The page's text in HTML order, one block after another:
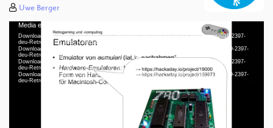
Uwe Berger
Video
Player
Media error: Format(s) not supported or source(s) not found
Download File: https://cdn.media.ccc.de/events/froscon/2019/h264-hd/froscon2019-2397-
deu-Retrogaming_und_-computing_hd.mp4
Download File: https://cdn.media.ccc.de/events/froscon/2019/webm-hd/froscon2019-2397-
deu-Retrogaming_und_-computing_webm-hd.webm
Download File: https://cdn.media.ccc.de/events/froscon/2019/h264-sd/froscon2019-2397-
deu-Retrogaming_und_-computing_sd.mp4
Download File: https://cdn.media.ccc.de/events/froscon/2019/webm-sd/froscon2019-2397-
deu-Retrogaming_und_-computing_webm-sd.webm
deu 1080p (webm)
deu 576p (mp4)